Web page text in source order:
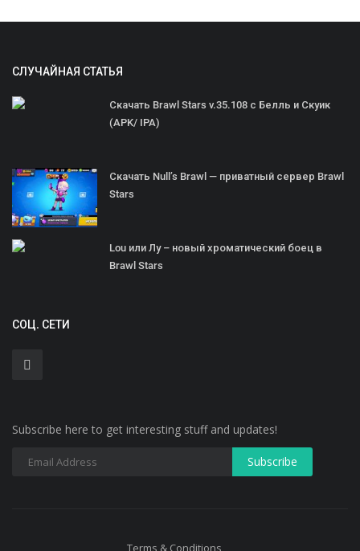
СЛУЧАЙНАЯ СТАТЬЯ
Скачать Brawl Stars v.35.108 с Белль и Скуик
(APK/ IPA)
Скачать Null’s Brawl — приватный сервер Brawl
Stars
Lou или Лу – новый хроматический боец в
Brawl Stars
СОЦ. СЕТИ
Subscribe here to get interesting stuff and updates!
Terms & Conditions